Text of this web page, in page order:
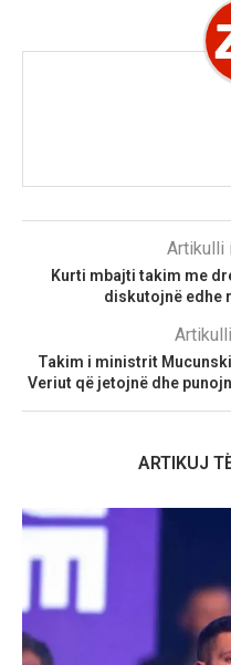
Artikulli
Kurti mbajti takim me
diskutojnë edhe
Takim i ministrit
Veriut që jetojnë dhe
ARTIKUJ